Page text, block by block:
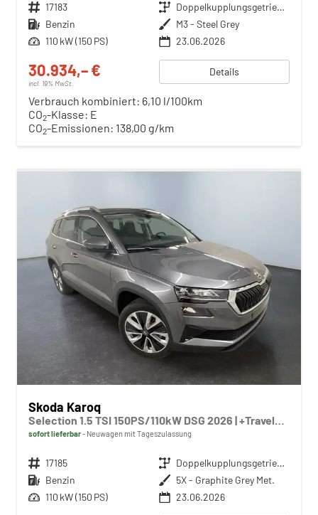
Fahrzeugnr. 17183 Getriebe
Doppelkupplungsgetriebe (DSG)
Kraftstoff Benzin Außenfarbe M3 - Steel Grey
Leistung 110 kW (150 PS) 23.06.2026
30.934,– €
incl. 19% MwSt.
Details
Verbrauch kombiniert: 6,10 l/100km
CO2-Klasse: E
CO2-Emissionen: 138,00 g/km
Skoda Karoq
Selection 1.5 TSI 150PS/110kW DSG 2026 | +TravelAssist +RFK & Parksensoren +Var. Gepäckraumboden
sofort lieferbar Neuwagen mit Tageszulassung
Fahrzeugnr. 17185 Getriebe
Doppelkupplungsgetriebe (DSG)
Kraftstoff Benzin Außenfarbe 5X - Graphite Grey Met.
Leistung 110 kW (150 PS) 23.06.2026